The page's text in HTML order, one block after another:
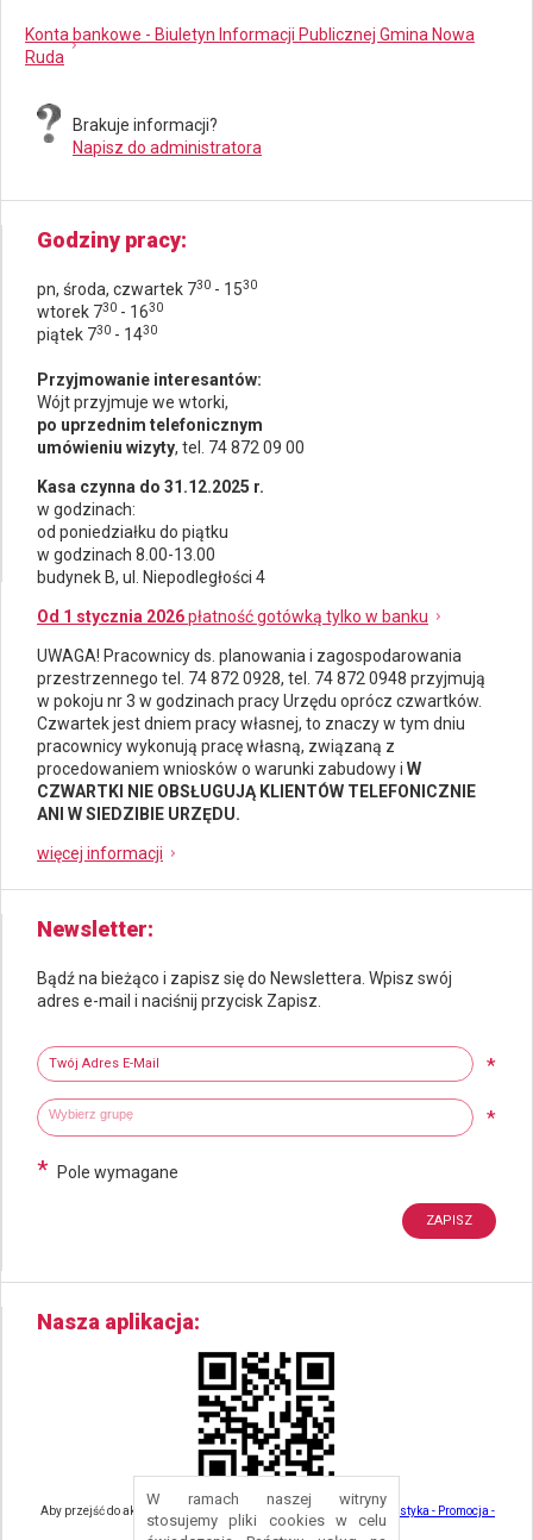
W ramach naszej witryny
stosujemy pliki cookies w celu
Konta bankowe - Biuletyn Informacji Publicznej Gmina Nowa
Ruda
Brakuje informacji?
Napisz do administratora
Godziny pracy
pn, środa, czwartek 730 - 1530
wtorek 730 - 1630
piątek 730 - 1430
Przyjmowanie interesantów:
Wójt przyjmuje we wtorki,
po uprzednim telefonicznym
umówieniu wizyty, tel. 74 872 09 00
Kasa czynna do 31.12.2025 r.
w godzinach:
od poniedziałku do piątku
w godzinach 8.00-13.00
budynek B, ul. Niepodległości 4
Od 1 stycznia 2026płatność gotówką tylko w banku
UWAGA! Pracownicy ds. planowania i zagospodarowania
przestrzennego tel. 74 872 0928, tel. 74 872 0948 przyjmują
w pokoju nr 3 w godzinach pracy Urzędu oprócz czwartków.
Czwartek jest dniem pracy własnej, to znaczy w tym dniu
pracownicy wykonują pracę własną, związaną z
procedowaniem wniosków o warunki zabudowy i W
CZWARTKI NIE OBSŁUGUJĄ KLIENTÓW TELEFONICZNIE
ANI W SIEDZIBIE URZĘDU.
więcej informacji
Newsletter
Bądź na bieżąco i zapisz się do Newslettera. Wpisz swój
adres e-mail i naciśnij przycisk Zapisz.
Twój adres e-mail
*
Wybierz grupy tematyczne *
Wpisz wyszukiwaną fraze
* Pole wymagane
Nasza aplikacja
Aby przejść do aktualności związanych z turystyką - kliknij tu:
Turystyka - Promocja -
Strefa Turysty - Gmina Nowa Ruda